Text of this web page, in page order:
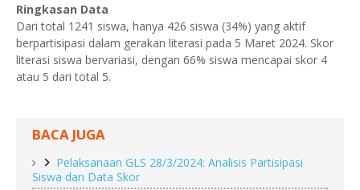
Ringkasan Data
Dari total 1241 siswa, hanya 426 siswa (34%) yang aktif
berpartisipasi dalam gerakan literasi pada 5 Maret 2024. Skor
literasi siswa bervariasi, dengan 66% siswa mencapai skor 4
atau 5 dari total 5.
BACA JUGA
Pelaksanaan GLS 28/3/2024: Analisis Partisipasi
Siswa dan Data Skor